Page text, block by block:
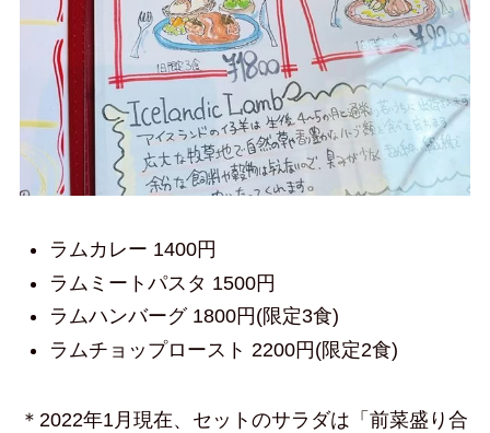
ラムカレー 1400円
ラムミートパスタ 1500円
ラムハンバーグ 1800円(限定3食)
ラムチョップロースト 2200円(限定2食)
＊2022年1月現在、セットのサラダは「前菜盛り合